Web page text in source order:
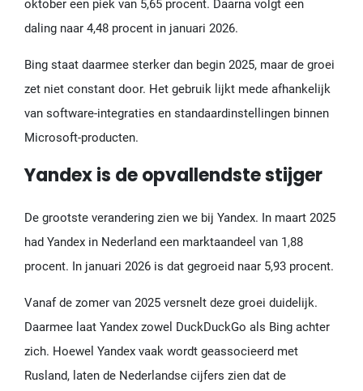
oktober een piek van 5,65 procent. Daarna volgt een
daling naar 4,48 procent in januari 2026.
Bing staat daarmee sterker dan begin 2025, maar de groei
zet niet constant door. Het gebruik lijkt mede afhankelijk
van software-integraties en standaardinstellingen binnen
Microsoft-producten.
Yandex is de opvallendste stijger
De grootste verandering zien we bij Yandex. In maart 2025
had Yandex in Nederland een marktaandeel van 1,88
procent. In januari 2026 is dat gegroeid naar 5,93 procent.
Vanaf de zomer van 2025 versnelt deze groei duidelijk.
Daarmee laat Yandex zowel DuckDuckGo als Bing achter
zich. Hoewel Yandex vaak wordt geassocieerd met
Rusland, laten de Nederlandse cijfers zien dat de